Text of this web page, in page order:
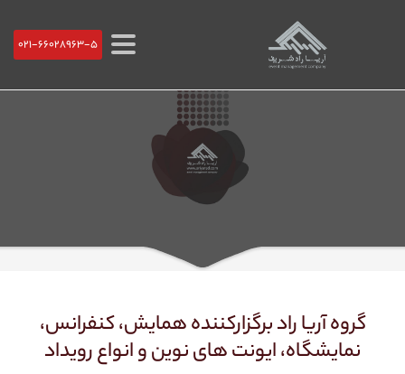
021-66028963-5
گروه آریا راد برگزارکننده همایش، کنفرانس،
نمایشگاه، ایونت های نوین و انواع رویداد